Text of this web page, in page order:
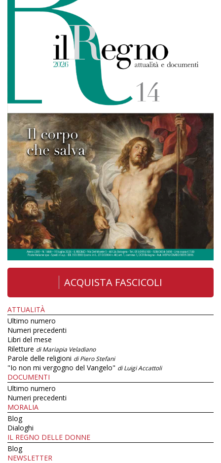
ACQUISTA FASCICOLI
ATTUALITÀ
Ultimo numero
Numeri precedenti
Libri del mese
Riletture di Mariapia Veladiano
Parole delle religioni di Piero Stefani
"Io non mi vergogno del Vangelo" di Luigi Accattoli
DOCUMENTI
Ultimo numero
Numeri precedenti
MORALIA
Blog
Dialoghi
IL REGNO DELLE DONNE
Blog
NEWSLETTER